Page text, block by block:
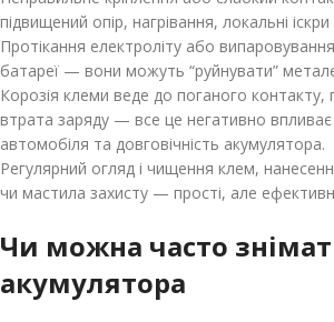
підвищений опір, нагрівання, локальні
Протікання електроліту або
батареї — вони можуть “руйнувати”
Корозія клеми веде до поганого контакту,
втрата заряду — все це негативно впливає
автомобіля та довговічність акумулятора.
Регулярний огляд і чищення клем,
чи мастила захисту — прості, але
Чи можна часто
акумулятора